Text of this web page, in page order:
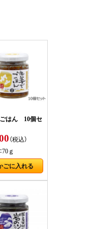
はん 10個セ
（税込）
70ｇ
ごに入れる